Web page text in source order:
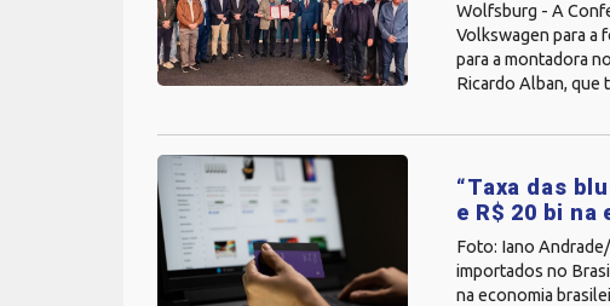
Wolfsburg - A
Volkswagen para a
para a montadora
Ricardo Alban, que
“Taxa das
e R$ 20 bi
Foto: Iano
importados no
na economia